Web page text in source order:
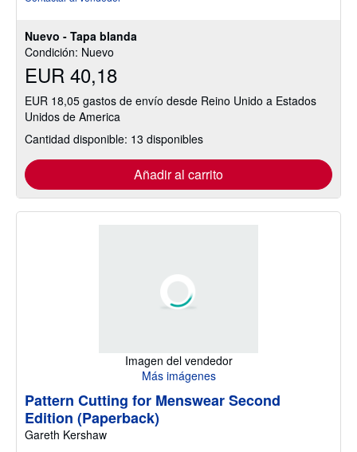
Nuevo - Tapa blanda
Condición: Nuevo
EUR 40,18
EUR 18,05 gastos de envío desde Reino Unido a Estados
Unidos de America
Cantidad disponible: 13 disponibles
Añadir al carrito
Imagen del vendedor
Más imágenes
Pattern Cutting for Menswear Second
Edition (Paperback)
Gareth Kershaw